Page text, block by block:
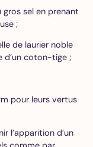
gros sel en prenant
;
de laurier noble
d’un coton-tige ;
pour leurs vertus
l’apparition d’un